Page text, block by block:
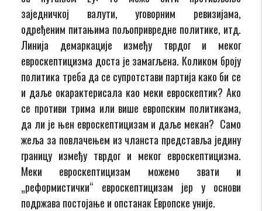
заједничкој валути, уговорним ревизијама,
одређеним питањима пољопривредне политике, итд.
Линија демаркације између тврдог и меког
евроскептицизма доста је замагљена. Коликом броју
политика треба да се супротстави партија како би се
и даље окарактерисала као меки евроскептик? Ако
се противи трима или више европским политикама,
да ли је њен евроскептицизам и даље мекан? Само
жеља за повлачењем из чланста представља једину
границу између тврдог и меког евроскептицизма.
Меки евроскептицизам можемо звати и
„реформистички“ евроскептицизам јер у основи
подржава постојање и опстанак Европске уније.